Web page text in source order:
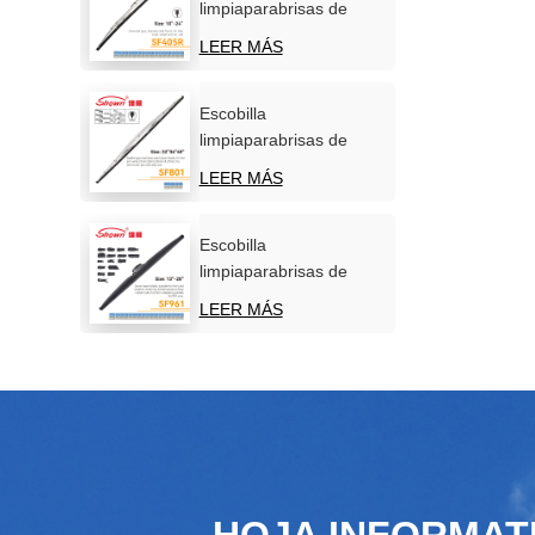
limpiaparabrisas de
acero inoxidable para
parabrisas de coche
LEER MÁS
Escobilla
limpiaparabrisas de
acero inoxidable para
uso marítimo
LEER MÁS
Escobilla
limpiaparabrisas de
nieve de invierno de
nuevo diseño
LEER MÁS